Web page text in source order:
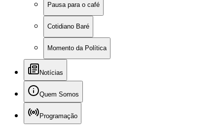
Pausa para o café
Cotidiano Baré
Momento da Política
Notícias
Quem Somos
Programação